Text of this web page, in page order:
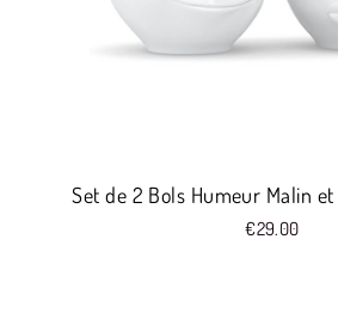
Set de 2 Bols Humeur Malin et
€29.00